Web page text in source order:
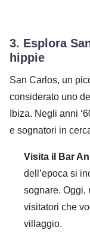
3. Esplora
hippie
San Carlos, un
considerato uno
Ibiza. Negli anni
e sognatori in
Visita il Bar
dell’epoca si
sognare. Oggi,
visitatori che
villaggio.